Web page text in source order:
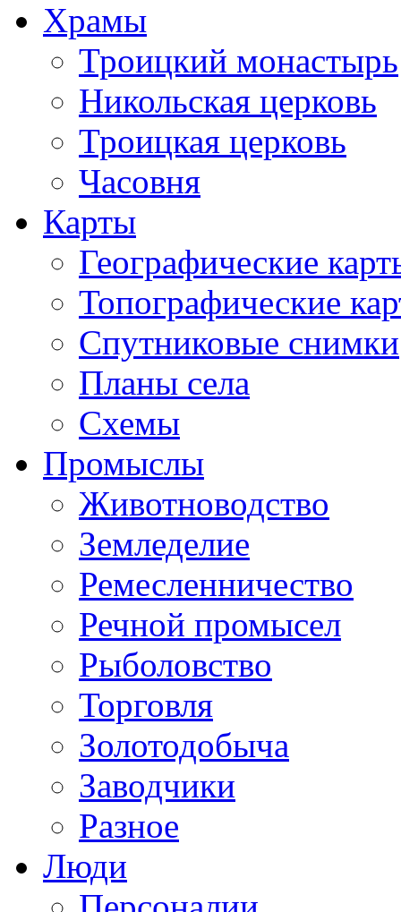
Храмы
Троицкий монастырь
Никольская церковь
Троицкая церковь
Часовня
Карты
Географические
Топографические
Спутниковые снимки
Планы села
Схемы
Промыслы
Животноводство
Земледелие
Ремесленничество
Речной промысел
Рыболовство
Торговля
Золотодобыча
Заводчики
Разное
Люди